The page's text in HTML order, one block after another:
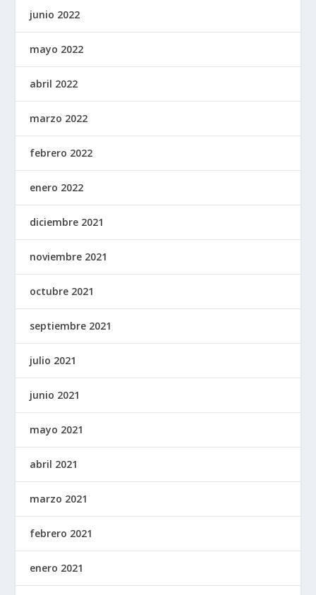
junio 2022
mayo 2022
abril 2022
marzo 2022
febrero 2022
enero 2022
diciembre 2021
noviembre 2021
octubre 2021
septiembre 2021
julio 2021
junio 2021
mayo 2021
abril 2021
marzo 2021
febrero 2021
enero 2021